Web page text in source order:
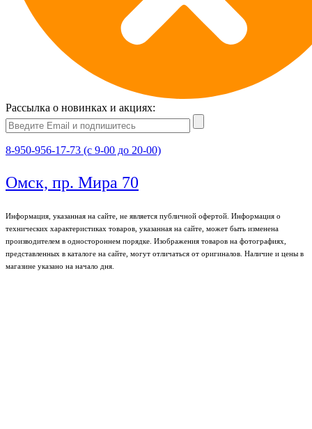
Рассылка о новинках и акциях:
8-950-956-17-73 (с 9-00 до 20-00)
Омск, пр. Мира 70
Информация, указанная на сайте, не является публичной офертой. Информация о
технических характеристиках товаров, указанная на сайте, может быть изменена
производителем в одностороннем порядке. Изображения товаров на фотографиях,
представленных в каталоге на сайте, могут отличаться от оригиналов. Наличие и цены в
магазине указано на начало дня.